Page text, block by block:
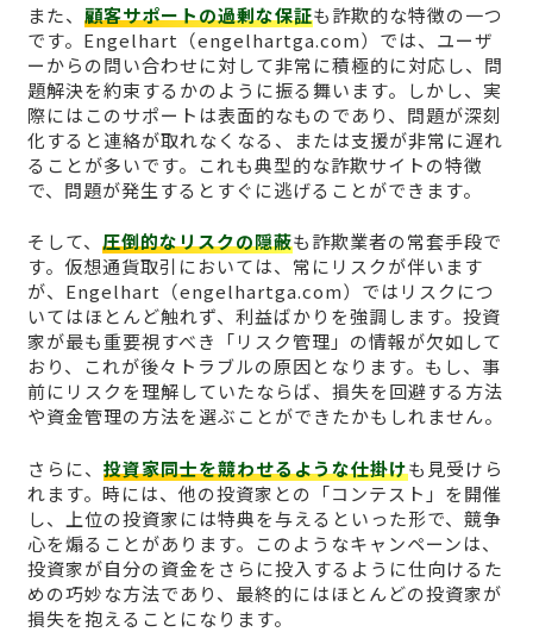
また、 顧客サポートの過剰な保証も詐欺的な特徴の一つ
です。Engelhart（engelhartga.com）では、ユーザ
ーからの問い合わせに対して非常に積極的に対応し、問
題解決を約束するかのように振る舞います。しかし、実
際にはこのサポートは表面的なものであり、問題が深刻
化すると連絡が取れなくなる、または支援が非常に遅れ
ることが多いです。これも典型的な詐欺サイトの特徴
で、問題が発生するとすぐに逃げることができます。
そして、 圧倒的なリスクの隠蔽も詐欺業者の常套手段で
す。仮想通貨取引においては、常にリスクが伴います
が、Engelhart（engelhartga.com）ではリスクにつ
いてはほとんど触れず、利益ばかりを強調します。投資
家が最も重要視すべき「リスク管理」の情報が欠如して
おり、これが後々トラブルの原因となります。もし、事
前にリスクを理解していたならば、損失を回避する方法
や資金管理の方法を選ぶことができたかもしれません。
さらに、 投資家同士を競わせるような仕掛けも見受けら
れます。時には、他の投資家との「コンテスト」を開催
し、上位の投資家には特典を与えるといった形で、競争
心を煽ることがあります。このようなキャンペーンは、
投資家が自分の資金をさらに投入するように仕向けるた
めの巧妙な方法であり、最終的にはほとんどの投資家が
損失を抱えることになります。